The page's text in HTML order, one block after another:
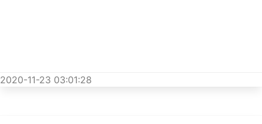
2020-11-23 03:01:28